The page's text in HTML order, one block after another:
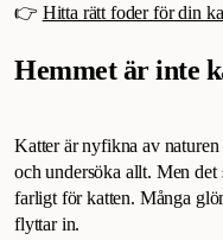
👉 Hitta rätt foder för din
Hemmet är inte
Katter är nyfikna av
och undersöka allt. Men
farligt för katten. Många
flyttar in.